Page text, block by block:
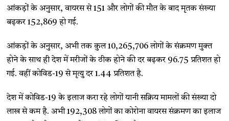
आंकड़ों के अनुसार, वायरस से 151 और लोगों की मौत के बाद मृतक संख्या
बढ़कर 152,869 हो गई.
आंकड़ों के अनुसार, अभी तक कुल 10,265,706 लोगों के संक्रमण मुक्त
होने के साथ ही देश में मरीजों के ठीक होने की दर बढ़कर 96.75 प्रतिशत हो
गई. वहीं कोविड-19 से मृत्यु दर 1.44 प्रतिशत है.
देश में कोविड-19 के इलाज करा रहे लोगों यानी सक्रिय मामलों की संख्या दो
लाख से कम है. अभी 192,308 लोगों का कोरोना वायरस संक्रमण का इलाज